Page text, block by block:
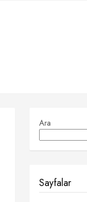
Ara
Sayfalar